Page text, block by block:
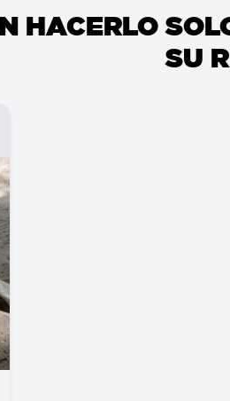
HACERLO
SU